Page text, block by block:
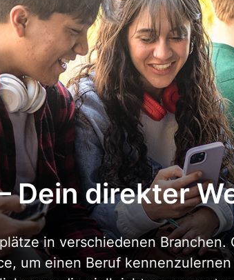
Dein direkter
in verschiedenen
um einen Beruf